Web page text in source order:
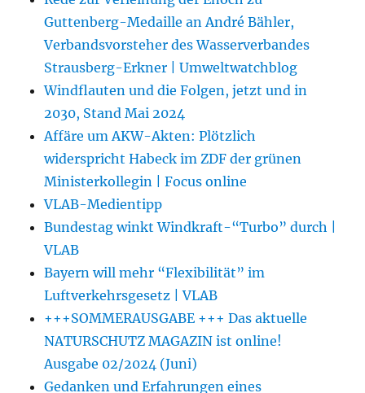
Guttenberg-Medaille an André Bähler,
Verbandsvorsteher des Wasserverbandes
Strausberg-Erkner | Umweltwatchblog
Windflauten und die Folgen, jetzt und in
2030, Stand Mai 2024
Affäre um AKW-Akten: Plötzlich
widerspricht Habeck im ZDF der grünen
Ministerkollegin | Focus online
VLAB-Medientipp
Bundestag winkt Windkraft-“Turbo” durch |
VLAB
Bayern will mehr “Flexibilität” im
Luftverkehrsgesetz | VLAB
+++SOMMERAUSGABE +++ Das aktuelle
NATURSCHUTZ MAGAZIN ist online!
Ausgabe 02/2024 (Juni)
Gedanken und Erfahrungen eines